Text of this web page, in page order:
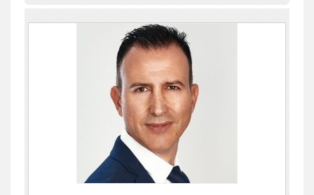
מעצרים וחקירות
0505216700
אייל בן שושן, עורך דין פלילי
מעצרים וחקירות פשיעה חמורה
רישום פלילי
0522763105
עו"ד שלומי שרון